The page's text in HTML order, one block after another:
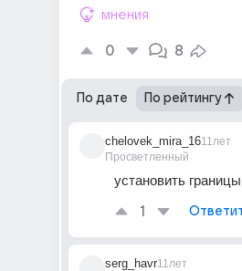
мнения
0 8
По дате По рейтингу
chelovek_mira_16
Просветленный
11лет
установить
1
serg_havr11лет